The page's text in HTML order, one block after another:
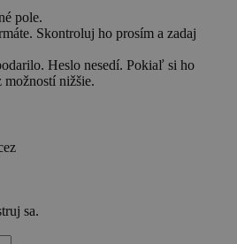
pole.
Skontroluj ho prosím a zadaj
Heslo nesedí. Pokiaľ si ho
nižšie.
sa.